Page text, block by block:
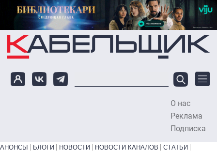
Перейти к основному содержанию
О нас
Реклама
Подписка
Primary links bottom
АНОНСЫ БЛОГИ НОВОСТИ НОВОСТИ КАНАЛОВ
СТАТЬИ